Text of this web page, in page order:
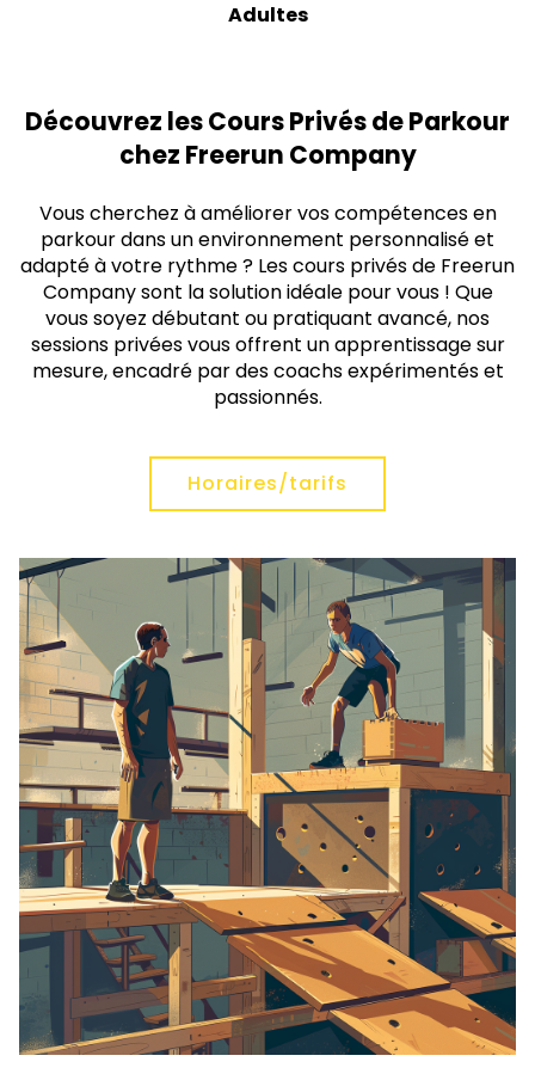
Adultes
Découvrez les Cours Privés de Parkour
chez Freerun Company
Vous cherchez à améliorer vos compétences en
parkour dans un environnement personnalisé et
adapté à votre rythme ? Les cours privés de Freerun
Company sont la solution idéale pour vous ! Que
vous soyez débutant ou pratiquant avancé, nos
sessions privées vous offrent un apprentissage sur
mesure, encadré par des coachs expérimentés et
passionnés.
Horaires/tarifs